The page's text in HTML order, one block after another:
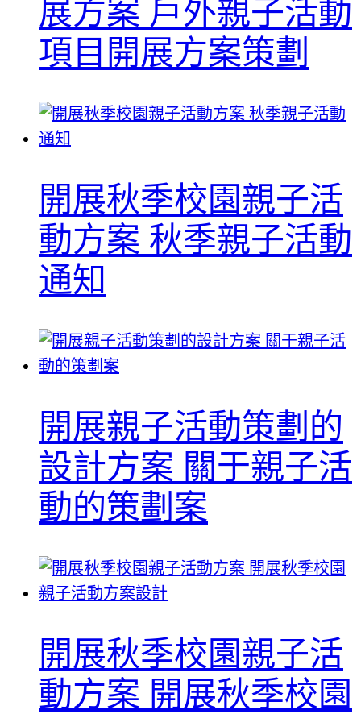
展方案 戶外親子活動
項目開展方案策劃
開展秋季校園親子活
動方案 秋季親子活動
通知
開展親子活動策劃的
設計方案 關于親子活
動的策劃案
開展秋季校園親子活
動方案 開展秋季校園